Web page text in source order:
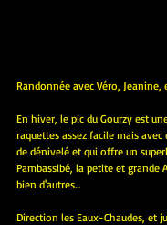
Randonnée avec Véro, Jeanine,
En hiver, le pic du Gourzy est
raquettes assez facile mais
de dénivelé et qui offre un
Pambassibé, la petite et grande
bien d'autres...
Direction les Eaux-Chaudes, et